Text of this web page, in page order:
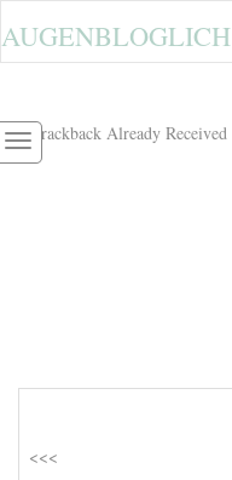
AUGENBLOGLICH
1 Trackback Already Received
<<<